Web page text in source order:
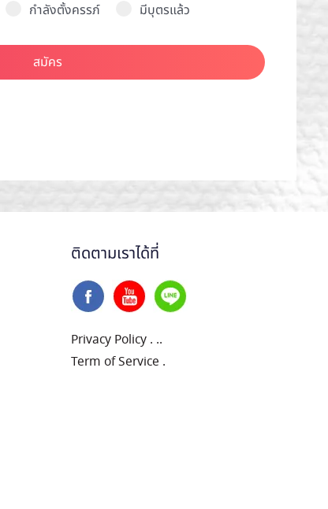
กำลังตั้งครรภ์ มีบุตรแล้ว
สมัคร
ติดตามเราได้ที่
Privacy Policy . ..
Term of Service .